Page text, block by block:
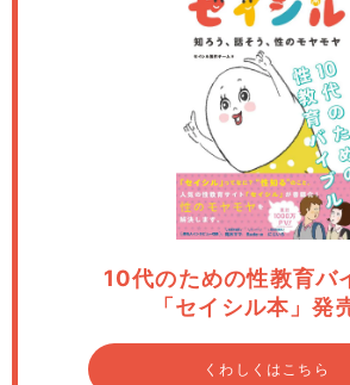
10代のための性教育バ
「セイシル本」発
くわしくはこちら